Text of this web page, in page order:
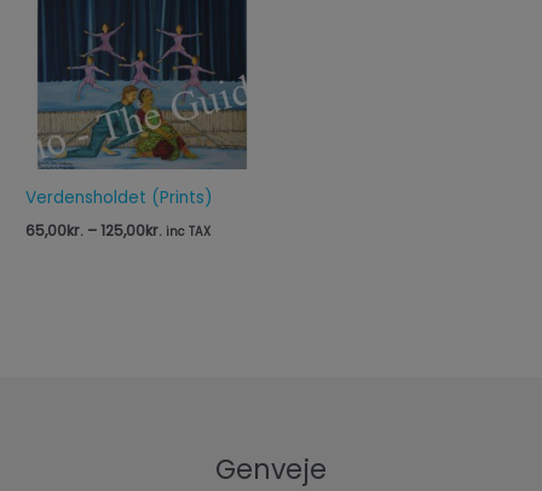
Verdensholdet (Prints)
65,00kr. –125,00kr.
65,00kr.
til
125,00kr.
inc TAX
Genveje